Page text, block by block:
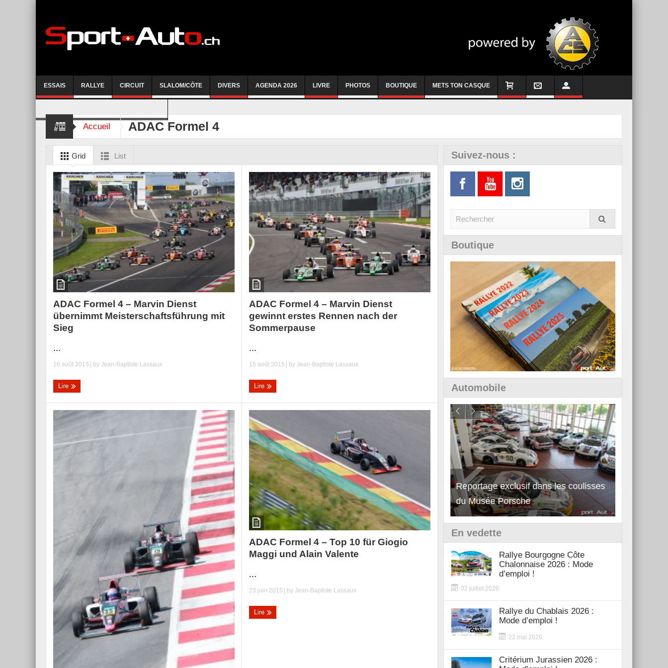
ESSAIS RALLYE CIRCUIT SLALOM/CÔTE DIVERS AGENDA 2026 LIVRE PHOTOS BOUTIQUE METS TON CASQUE
Accueil ADAC Formel 4
Grid List
ADAC Formel 4 – Marvin Dienst
übernimmt Meisterschaftsführung mit
Sieg
...
16 août 2015 | by Jean-Baptiste Lassaux
Lire
ADAC Formel 4 – Marvin Dienst
gewinnt erstes Rennen nach der
Sommerpause
...
15 août 2015 | byJean-Baptiste Lassaux
Lire
ADAC Formel 4 – Top 10 für Giogio
Maggi und Alain Valente
...
23 juin 2015 | byJean-Baptiste Lassaux
Lire
Suivez-nous :
Boutique
Automobile
Essai – Morgan Supersport
Reportage exclusif dans les coulisses
du Musée Porsche
En vedette
Rallye Bourgogne Côte
Chalonnaise 2026 : Mode
d’emploi !
02 juillet 2026
Rallye du Chablais 2026 :
Mode d’emploi !
22 mai 2026
Critérium Jurassien 2026 :